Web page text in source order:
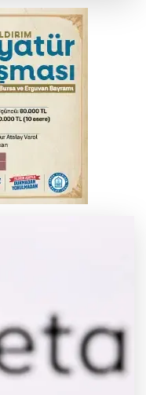
fiyatları...
müjde
nasıl olacak?
destek